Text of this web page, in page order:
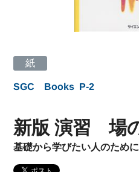
紙
SGC Books P-2
新版 演習 場
基礎から学びたい人のために